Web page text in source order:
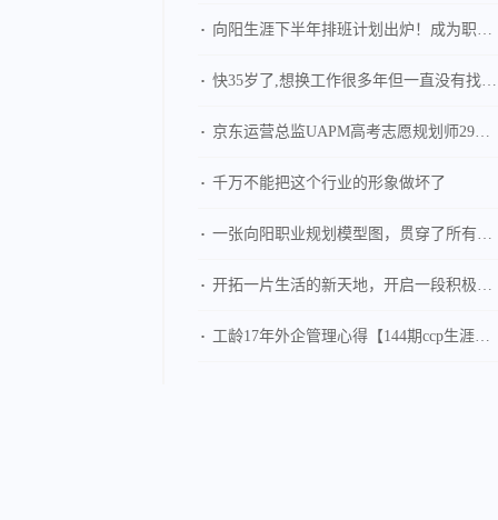
向阳生涯下半年排班计划出炉！成为职业规划师，抓住行业发展红利！
快35岁了,想换工作很多年但一直没有找到方向
京东运营总监UAPM高考志愿规划师29期学习心得
千万不能把这个行业的形象做坏了
一张向阳职业规划模型图，贯穿了所有的知识点和精华
开拓一片生活的新天地，开启一段积极的人生之旅
工龄17年外企管理心得【144期ccp生涯规划师】